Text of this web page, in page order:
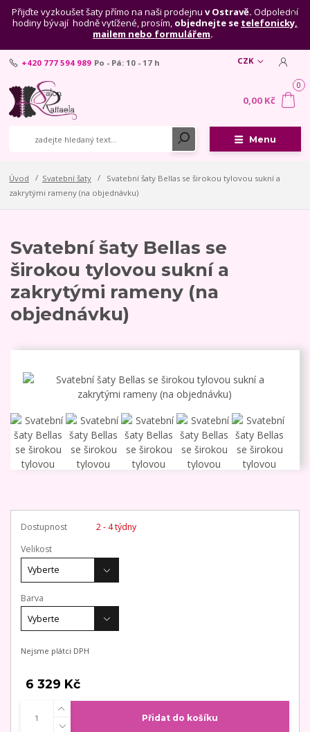
Přijďte vyzkoušet šaty přímo na naši prodejnu v Ostravě. Odpolední
hodiny bývají hodně vytížené, prosím, objednejte se telefonicky,
mailem nebo formulářem.
Menu
CZK
+420 777 594 989 Po - Pá: 10 - 17 h
0
0,00 Kč
Úvod Svatební šaty
Svatební šaty Bellas se širokou tylovou sukní a
zakrytými rameny (na objednávku)
Svatební šaty Bellas se
širokou tylovou sukní a
zakrytými rameny (na
objednávku)
Dostupnost
2 - 4 týdny
Velikost
Barva
Nejsme plátci DPH
6 329 Kč
Přidat do košíku